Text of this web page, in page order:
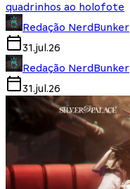
quadrinhos ao holofote
Redação NerdBunker
31.jul.26
Redação NerdBunker
31.jul.26